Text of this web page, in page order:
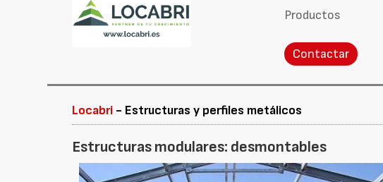
Productos
Contactar
Locabri - Estructuras y perfiles metálicos
Estructuras modulares: desmontables